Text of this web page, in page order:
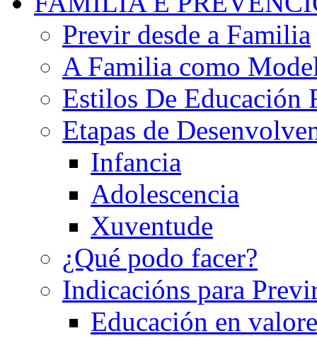
Previr desde a Familia
A Familia como
Estilos De Educación
Etapas de
Infancia
Adolescencia
Xuventude
¿Qué podo facer?
Indicacións para
Educación en